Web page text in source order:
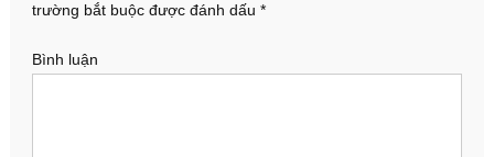
trường bắt buộc được đánh dấu *
Bình luận